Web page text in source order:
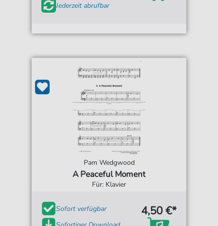
Jederzeit abrufbar
Pam Wedgwood
A Peaceful Moment
Für: Klavier
Sofort verfügbar
4,50 €*